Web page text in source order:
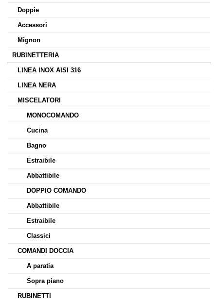
Doppie
Accessori
Mignon
RUBINETTERIA
LINEA INOX AISI 316
LINEA NERA
MISCELATORI
MONOCOMANDO
Cucina
Bagno
Estraibile
Abbattibile
DOPPIO COMANDO
Abbattibile
Estraibile
Classici
COMANDI DOCCIA
A paratia
Sopra piano
RUBINETTI